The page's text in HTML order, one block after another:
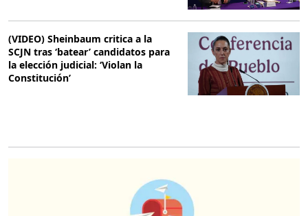
(VIDEO) Sheinbaum critica a la
SCJN tras ‘batear’ candidatos para
la elección judicial: ‘Violan la
Constitución’